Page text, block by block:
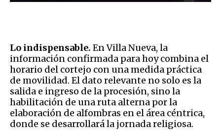
Lo indispensable. En Villa Nueva, la
información confirmada para hoy combina el
horario del cortejo con una medida práctica
de movilidad. El dato relevante no solo es la
salida e ingreso de la procesión, sino la
habilitación de una ruta alterna por la
elaboración de alfombras en el área céntrica,
donde se desarrollará la jornada religiosa.